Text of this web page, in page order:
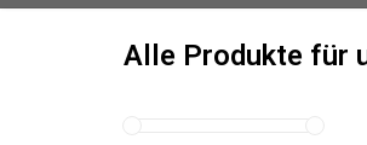
Alle Produkte für